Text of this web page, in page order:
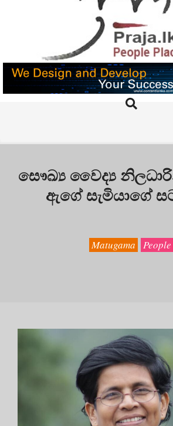
PRAJA.LK
Search
සෞඛ්‍ය වෛද්‍ය
ඇගේ සැමියාගේ
Matugama People